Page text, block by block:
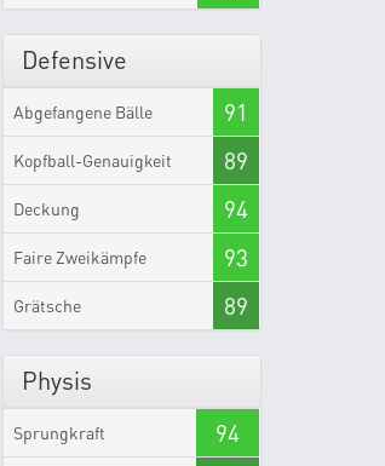
Defensive
Abgefangene Bälle 91
Kopfball-Genauigkeit 89
Deckung 94
Faire Zweikämpfe 93
Grätsche 89
Physis
Sprungkraft 94